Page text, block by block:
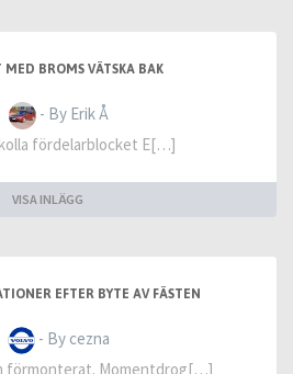
BROMS VÄTSKA BAK
- By Erik Å
fördelarblocket E[…]
VISA INLÄGG
EFTER BYTE AV FÄSTEN
- By cezna
förmonterat. Momentdrog[…]